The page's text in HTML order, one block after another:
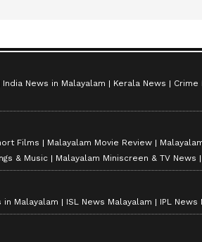
India News in Malayalam Kerala News Crime
Films Malayalam Movie Review
& Music Malayalam Miniscreen & TV News
in Malayalam ISL News Malayalam IPL News